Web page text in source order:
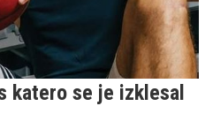
katero se je izklesal